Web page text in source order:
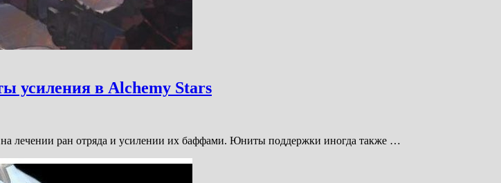
усиления в Alchemy Stars
лечении ран отряда и усилении их баффами. Юниты поддержки иногда также …